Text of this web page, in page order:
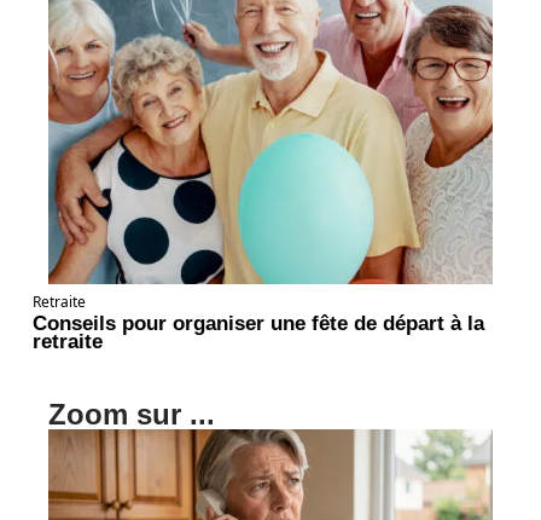
Retraite
Conseils pour organiser une fête de départ à la
retraite
Zoom sur ...